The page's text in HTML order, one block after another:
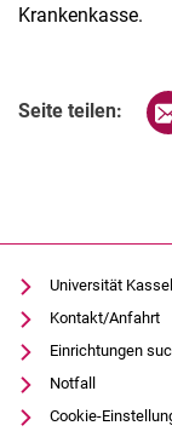
Krankenkasse.
Seite teilen:
Universität Kassel
Kontakt/Anfahrt
Einrichtungen
Notfall
Cookie-